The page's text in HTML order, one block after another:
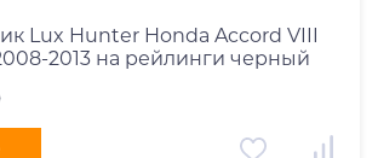
Lux Hunter Honda Accord VIII
2013 на рейлинги черный